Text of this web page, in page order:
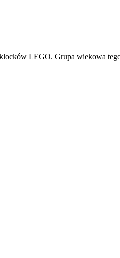
LEGO. Grupa wiekowa